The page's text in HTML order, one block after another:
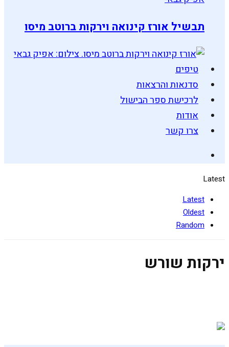
תבשיל אורז קינואה וירקות ברוטב מיסו
טיפים
סדנאות והרצאות
לרכישת ספר הבישול
אודות
צרו קשר
Latest
Latest
Oldest
Random
ירקות שורש